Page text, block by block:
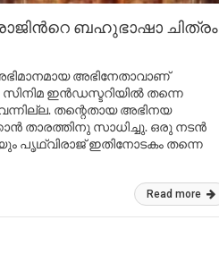
ബഹുഭാഷാ ചിത്രം
അഭിമാനമായ അഭിനേതാവാണ്
ഇൻഡസ്ടറിയിൽ തന്നെ
തന്റെതായ അഭിനയ
താരത്തിനു സാധിച്ചു. ഒരു നടൻ
പൃഥ്വിരാജ് ഇതിനോടകം തന്നെ
Read more